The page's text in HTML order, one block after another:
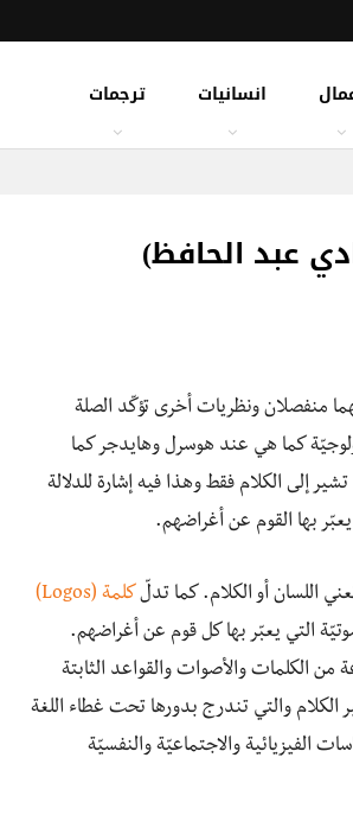
انسانيات ترجمات
عبد الحافظ)
منفصلان ونظريات أخرى تؤكّد الصلة
كما هي عند هوسرل وهايدجر كما
إلى الكلام فقط وهذا فيه إشارة للدلالة
بها القوم عن أغراضهم.
كلمة (Logos)
التي يعبّر بها كل قوم عن أغراضهم.
الكلمات والأصوات والقواعد الثابتة
الكلام والتي تندرج بدورها تحت غطاء اللغة
الفيزيائية والاجتماعيّة والنفسيّة